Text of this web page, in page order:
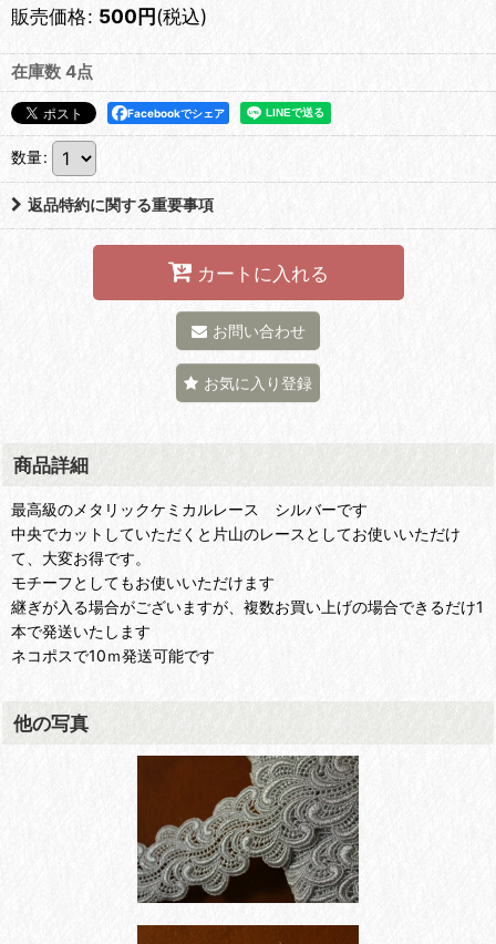
販売価格: 500円(税込)
在庫数 4点
Facebookでシェア
数量:
返品特約に関する重要事項
カートに入れる
お問い合わせ
お気に入り登録
商品詳細
最高級のメタリックケミカルレース シルバーです
中央でカットしていただくと片山のレースとしてお使いいただけ
て、大変お得です。
モチーフとしてもお使いいただけます
継ぎが入る場合がございますが、複数お買い上げの場合できるだけ1
本で発送いたします
ネコポスで10ｍ発送可能です
他の写真